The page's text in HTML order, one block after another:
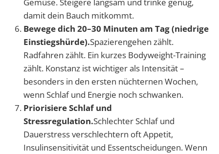
damit dein Bauch mitkommt.
Bewege dich 20–30 Minuten am Tag (niedrige
Einstiegshürde).Spazierengehen zählt.
Radfahren zählt. Ein kurzes Bodyweight-Training
zählt. Konstanz ist wichtiger als Intensität –
besonders in den ersten nüchternen Wochen,
wenn Schlaf und Energie noch schwanken.
Priorisiere Schlaf und
Stressregulation.Schlechter Schlaf und
Dauerstress verschlechtern oft Appetit,
Insulinsensitivität und Essentscheidungen. Wenn